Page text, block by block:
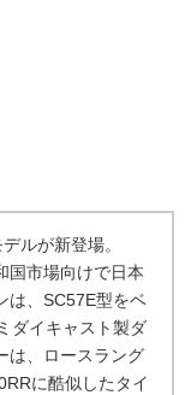
ルが新登場。
国市場向けで日本
は、SC57E型をベ
ダイキャスト製ダ
は、ロースラング
に酷似したタイ